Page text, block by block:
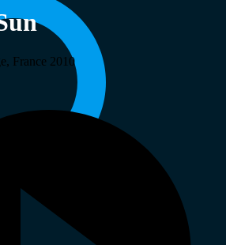
France 2010